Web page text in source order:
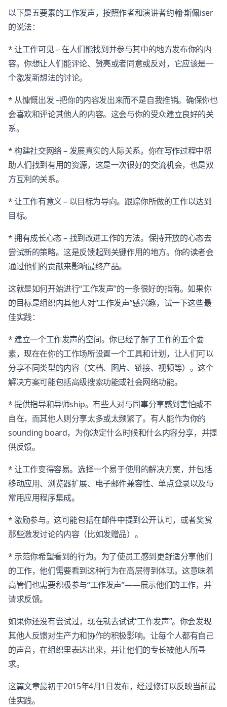
以下是五要素的工作发声，按照作者和演讲者约翰·斯佩iser
的说法：
* 让工作可见 – 在人们能找到并参与其中的地方发布你的内
容。你想让人们能评论、赞亮或者同意或反对，它应该是一
个激发新想法的讨论。
* 从慷慨出发 –把你的内容发出来而不是自我推销。确保你也
会喜欢和评论其他人的内容。这会与你的受众建立良好的关
系。
* 构建社交网络 – 发展真实的人际关系。你在写作过程中帮
助人们找到有用的资源，这是一次很好的交流机会，也是双
方互利的关系。
* 让工作有意义 – 以目标为导向。跟踪你所做的工作以达到
目标。
* 拥有成长心态 – 找到改进工作的方法。保持开放的心态去
尝试新的策略。这是反馈起到关键作用的地方。你的读者会
通过他们的贡献来影响最终产品。
这就是如何开始进行“工作发声”的一条很好的指南。如果你
的目标是组织内其他人对“工作发声”感兴趣，试一下这些最
佳实践：
* 建立一个工作发声的空间。你已经了解了工作的五个要
素，现在在你的工作场所设置一个工具和计划，让人们可以
分享不同类型的内容（文档、图片、链接、视频等）。这个
解决方案可能包括高级搜索功能或社会网络功能。
* 提供指导和导师ship。有些人对与同事分享感到害怕或不
自在，而其他人则分享太多或太频繁了。有人能作为你的
sounding board，为你决定什么时候和什么内容分享，并提
供反馈。
* 让工作变得容易。选择一个易于使用的解决方案，并包括
移动应用、浏览器扩展、电子邮件兼容性、单点登录以及与
常用应用程序集成。
* 激励参与。这可能包括在邮件中提到公开认可，或者奖赏
那些激发讨论的内容（比如发赠品）。
* 示范你希望看到的行为。为了使员工感到更舒适分享他们
的工作，他们需要看到这种行为在高层得到体现。这意味着
高管们也需要积极参与“工作发声”——展示他们的工作，并
请求反馈。
如果你还没有尝试过，现在就去试试“工作发声”。你会发现
其他人反馈对生产力和协作的积极影响。让每个人都有自己
的声音，在组织里表达出来，并让他们的专长被他人所寻
求。
这篇文章最初于2015年4月1日发布，经过修订以反映当前最
佳实践。